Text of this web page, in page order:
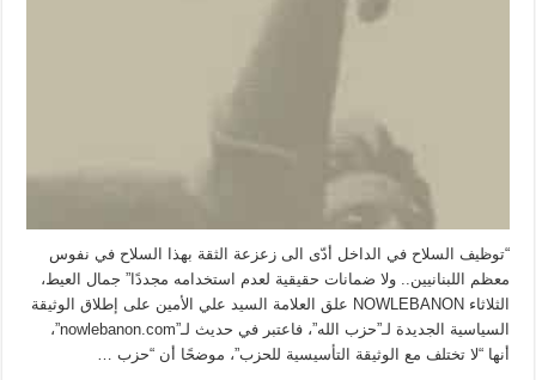
“توظيف السلاح في الداخل أدّى الى زعزعة الثقة بهذا السلاح في نفوس
معظم اللبنانيين.. ولا ضمانات حقيقية لعدم استخدامه مجددًا” جمال العيط،
الثلاثاء NOWLEBANON علق العلامة السيد علي الأمين على إطلاق الوثيقة
السياسية الجديدة لـ”حزب الله”، فاعتبر في حديث لـ”nowlebanon.com”،
أنها “لا تختلف مع الوثيقة التأسيسية للحزب”، موضحًا أن “حزب …